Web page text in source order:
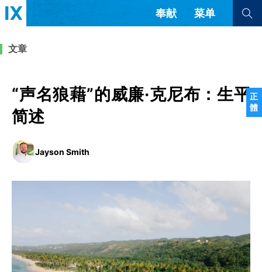
正
體
奉献 菜单
来信
教会带领
成员制与教会纪律
查看全部
查看全部
葡萄牙语
俄语
达里语
波斯语
韩语
土耳其语
阿拉伯语
阿尔巴尼亚语
塞尔维亚语 柬埔寨语
文章
“声名狼藉”的威廉·克尼布：生平
简述
Jayson Smith